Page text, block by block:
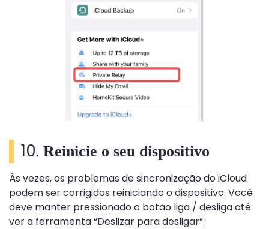
10. Reinicie o seu dispositivo
Às vezes, os problemas de sincronização do iCloud
podem ser corrigidos reiniciando o dispositivo. Você
deve manter pressionado o botão liga / desliga até
ver a ferramenta “Deslizar para desligar”.